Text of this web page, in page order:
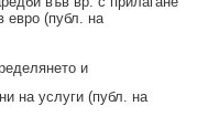
евро (публ. на
и
на услуги (публ. на